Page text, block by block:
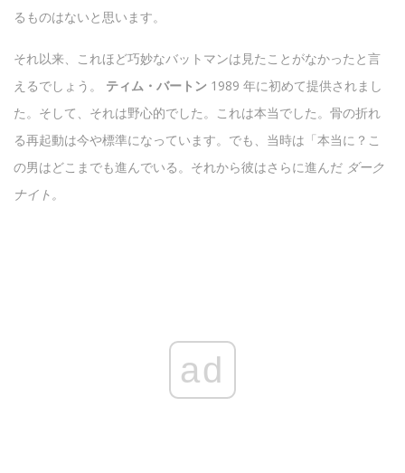
るものはないと思います。
それ以来、これほど巧妙なバットマンは見たことがなかったと言
えるでしょう。 ティム・バートン 1989 年に初めて提供されまし
た。そして、それは野心的でした。これは本当でした。骨の折れ
る再起動は今や標準になっています。でも、当時は「本当に？こ
の男はどこまでも進んでいる。それから彼はさらに進んだ ダーク
ナイト。
ad